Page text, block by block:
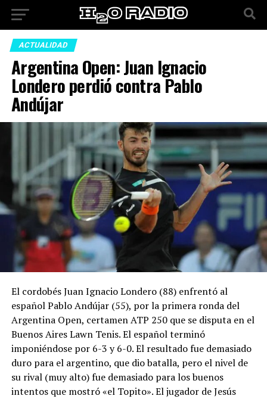
ACTUALIDAD
Argentina Open: Juan Ignacio
Londero perdió contra Pablo
Andújar
El cordobés Juan Ignacio Londero (88) enfrentó al
español Pablo Andújar (55), por la primera ronda del
Argentina Open, certamen ATP 250 que se disputa en el
Buenos Aires Lawn Tenis. El español terminó
imponiéndose por 6-3 y 6-0. El resultado fue demasiado
duro para el argentino, que dio batalla, pero el nivel de
su rival (muy alto) fue demasiado para los buenos
intentos que mostró «el Topito». El jugador de Jesús